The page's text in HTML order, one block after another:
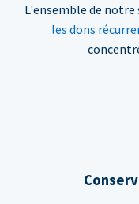
L'ensemble de notre
les dons